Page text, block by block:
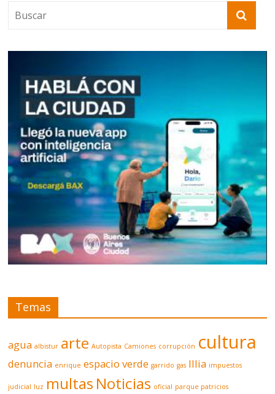
Temas
agua albistur arte Autopista Camiones corrupción cultura
denuncia enrique espacio verde garrido gas Illia impuestos
judicial luz multas Noticias oficial parque patricios